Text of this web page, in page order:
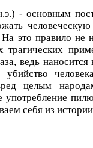
- основным
это правило не
трагических
ведь
целым
употребление
себя из